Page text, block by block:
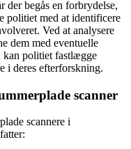
begås en forbrydelse,
politiet med at identificere
Ved at analysere
dem med eventuelle
kan politiet fastlægge
i deres efterforskning.
scanner
scannere i